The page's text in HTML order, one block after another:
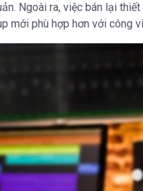
Ngoài ra, việc bán lại
mới phù hợp hơn với công